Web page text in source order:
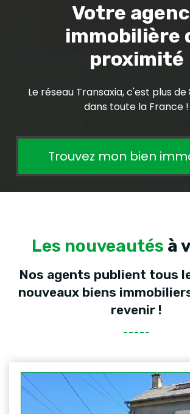
Votre
immobilière
proximité
Le réseau Transaxia, c'est plus
dans toute la France !
Trouvez mon bien
Les nouveautés à
Nos agents publient tous
nouveaux biens
revenir !